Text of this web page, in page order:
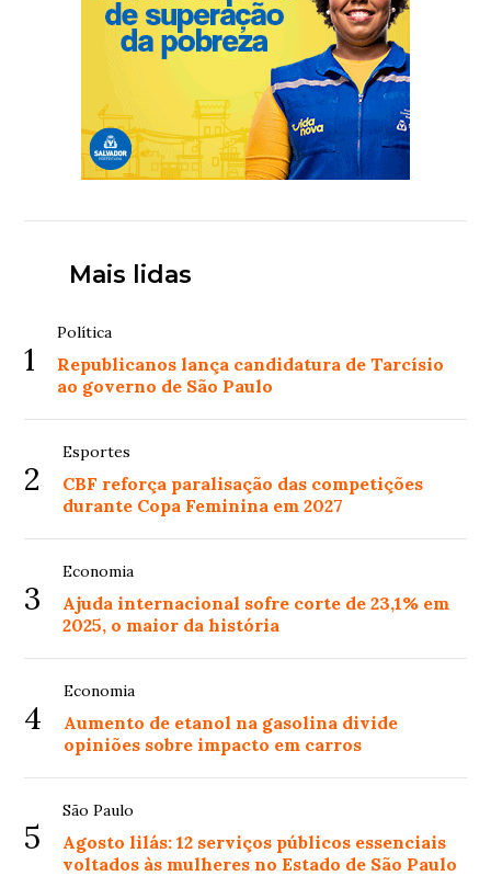
Mais lidas
1
Política
Republicanos lança candidatura de Tarcísio
ao governo de São Paulo
2
Esportes
CBF reforça paralisação das competições
durante Copa Feminina em 2027
3
Economia
Ajuda internacional sofre corte de 23,1% em
2025, o maior da história
4
Economia
Aumento de etanol na gasolina divide
opiniões sobre impacto em carros
5
São Paulo
Agosto lilás: 12 serviços públicos essenciais
voltados às mulheres no Estado de São Paulo